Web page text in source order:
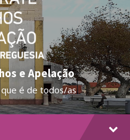
e Apelação
é de todos/as